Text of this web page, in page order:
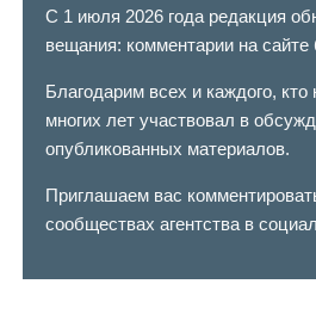
С 1 июля 2026 года редакция
вещания: комментарии на
Благодарим всех и каждого, кто
многих лет участвовал в
опубликованных материалов.
Приглашаем вас
сообществах агентства в